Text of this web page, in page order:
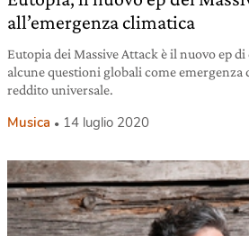
all’emergenza climatica
Eutopia dei Massive Attack è il nuovo ep
alcune questioni globali come emergenza
reddito universale.
Musica 14 luglio 2020